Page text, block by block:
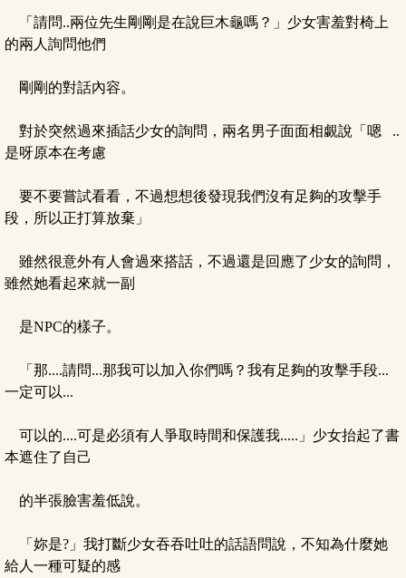
「請問..兩位先生剛剛是在說巨木龜嗎？」少女害羞對椅上
的兩人詢問他們
剛剛的對話內容。
對於突然過來插話少女的詢問，兩名男子面面相覷說「嗯 ..
是呀原本在考慮
要不要嘗試看看，不過想想後發現我們沒有足夠的攻擊手
段，所以正打算放棄」
雖然很意外有人會過來搭話，不過還是回應了少女的詢問，
雖然她看起來就一副
是NPC的樣子。
「那....請問...那我可以加入你們嗎？我有足夠的攻擊手段...
一定可以...
可以的....可是必須有人爭取時間和保護我.....」少女抬起了書
本遮住了自己
的半張臉害羞低說。
「妳是?」我打斷少女吞吞吐吐的話語問說，不知為什麼她
給人一種可疑的感